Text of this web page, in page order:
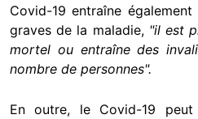
Covid-19 entraîne
graves de la maladie, "il est
mortel ou entraîne des
nombre de personnes".
En outre, le Covid-19 peut